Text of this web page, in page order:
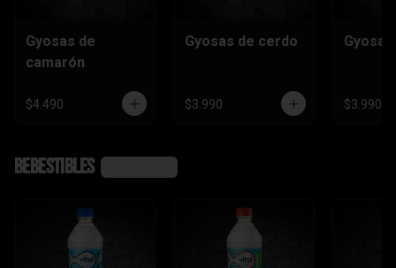
Gyosas de
camarón
$4.490
Gyosas de cerdo
$3.990 $3.990
Bebestibles